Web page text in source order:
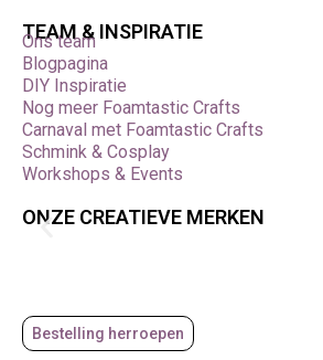
TEAM & INSPIRATIE
Ons team
Blogpagina
DIY Inspiratie
Nog meer Foamtastic Crafts
Carnaval met Foamtastic Crafts
Schmink & Cosplay
Workshops & Events
ONZE CREATIEVE MERKEN
Bestelling herroepen